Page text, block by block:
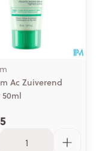
Ac Zuiverend
50ml